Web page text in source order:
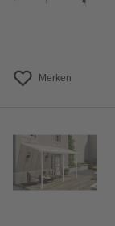
Merken